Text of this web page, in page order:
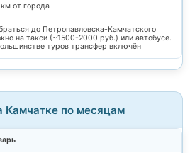
от города
до Петропавловска-Камчатского
на такси (~1500-2000 руб.) или автобусе.
туров трансфер включён
Камчатке по месяцам